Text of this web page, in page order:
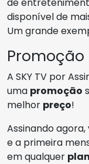
disponível de
Um grande
Promoção
A SKY TV por
uma promoção
melhor preço!
Assinando
e a primeira
em qualquer